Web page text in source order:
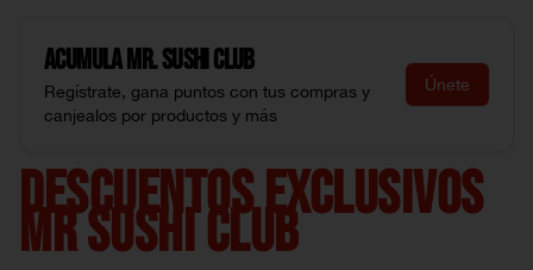
AcumulaMr. Sushi Club
Regístrate, gana puntos con tus compras y
canjealos por productos y más
Únete
DESCUENTOS EXCLUSIVOS
MR SUSHI CLUB